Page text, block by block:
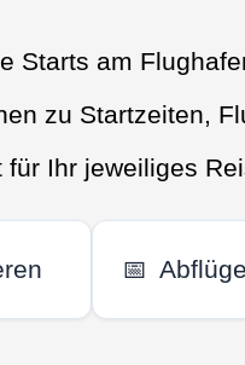
Starts am
zu Startzeiten,
Ihr jeweiliges
📅